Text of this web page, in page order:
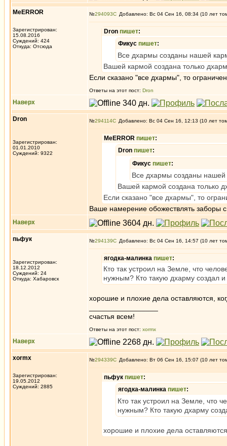
MeERROR
Зарегистрирован:
15.08.2016
Суждений: 424
Откуда: Отсюда
№294093 Добавлено: Вс 04 Сен 16, 08:34 (10 лет
Dron пишет:
Фикус пишет:
Все дхармы созданы нашей
Вашей кармой создана только
Если сказано "все дхармы", то
Ответы на этот пост: Dron
Наверх
Dron
Зарегистрирован:
01.01.2010
Суждений: 9322
№294114 Добавлено: Вс 04 Сен 16, 12:13 (10 лет
MeERROR пишет:
Dron пишет:
Фикус пишет:
Все дхармы созданы нашей
Вашей кармой создана только
Если сказано "все дхармы", то
Ваше намерение обожествлять заборы
Наверх
пьфук
Зарегистрирован:
18.12.2012
Суждений: 24
Откуда: Хабаровск
№294139 Добавлено: Вс 04 Сен 16, 14:57 (10 лет
ягодка-малинка пишет:
Кто так устроил на Земле, что
нужным? Кто такую дхарму создал
хорошие и плохие дела оставляются,
счастья всем!
Ответы на этот пост: xormx
Наверх
xormx
Зарегистрирован:
19.05.2012
Суждений: 2885
№294339 Добавлено: Вт 06 Сен 16, 15:07 (10 лет
пьфук пишет:
ягодка-малинка пишет:
Кто так устроил на Земле, что
нужным? Кто такую дхарму
хорошие и плохие дела